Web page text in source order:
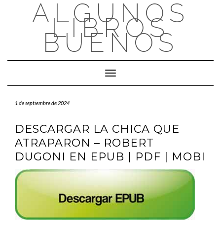
ALGUNOS
LIBROS
BUENOS
Cambiar modo de navegación
1 de septiembre de 2024
DESCARGAR LA CHICA QUE
ATRAPARON – ROBERT
DUGONI EN EPUB | PDF | MOBI